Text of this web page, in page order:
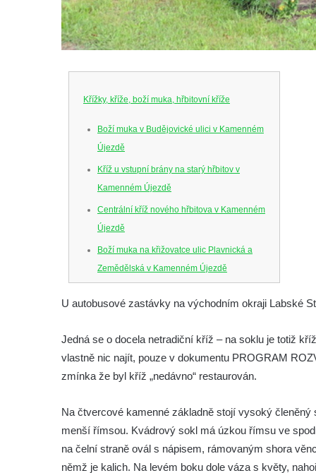
Křížky, kříže, boží muka, hřbitovní kříže
Boží muka v Budějovické ulici v Kamenném
Újezdě
Kříž u vstupní brány na starý hřbitov v
Kamenném Újezdě
Centrální kříž nového hřbitova v Kamenném
Újezdě
Boží muka na křižovatce ulic Plavnická a
Zemědělská v Kamenném Újezdě
v Kamenném Újezdě
Kříž v Dělnické ulici v Kamenném Újezdě
Malší ve Velešíně
Centrální kříž hřbitova ve Velešíně
Kříž u kostela svatého Václava ve Velešíně
U autobusové zastávky na východním okraji Labské
Jedná se o docela netradiční kříž – na soklu je totiž
vlastně nic najít, pouze v dokumentu PROGRAM
zmínka že byl kříž „nedávno“ restaurován.
Na čtvercové kamenné základně stojí vysoký
menší římsou. Kvádrový sokl má úzkou římsu ve
na čelní straně ovál s nápisem, rámovaným shora
němž je kalich. Na levém boku dole váza s květy,